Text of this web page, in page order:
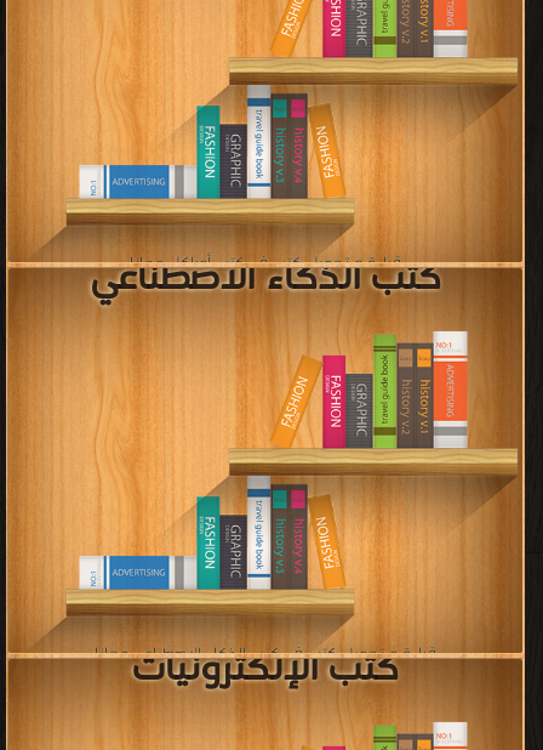
كتب برامج تحرير الصوت
قراءة و تحميل كتب في كتب برامج تحرير الصوت مجانا
[ 7 كتاب/كتب ]
كتب لغة بايثون
قراءة و تحميل كتب في كتب لغة بايثون مجانا
[ 39 كتاب/كتب ]